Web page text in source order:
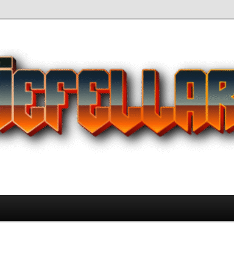
Terbaik Game Offline
Wajib Kamu Coba